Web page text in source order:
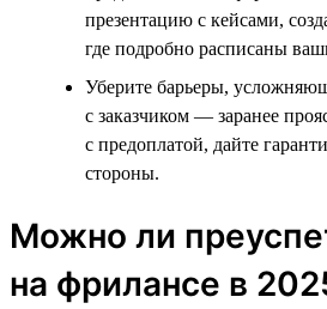
презентацию с кейсами,
где подробно расписаны
Уберите барьеры,
с заказчиком — заранее
с предоплатой, дайте
стороны.
Можно ли
на фрилансе в